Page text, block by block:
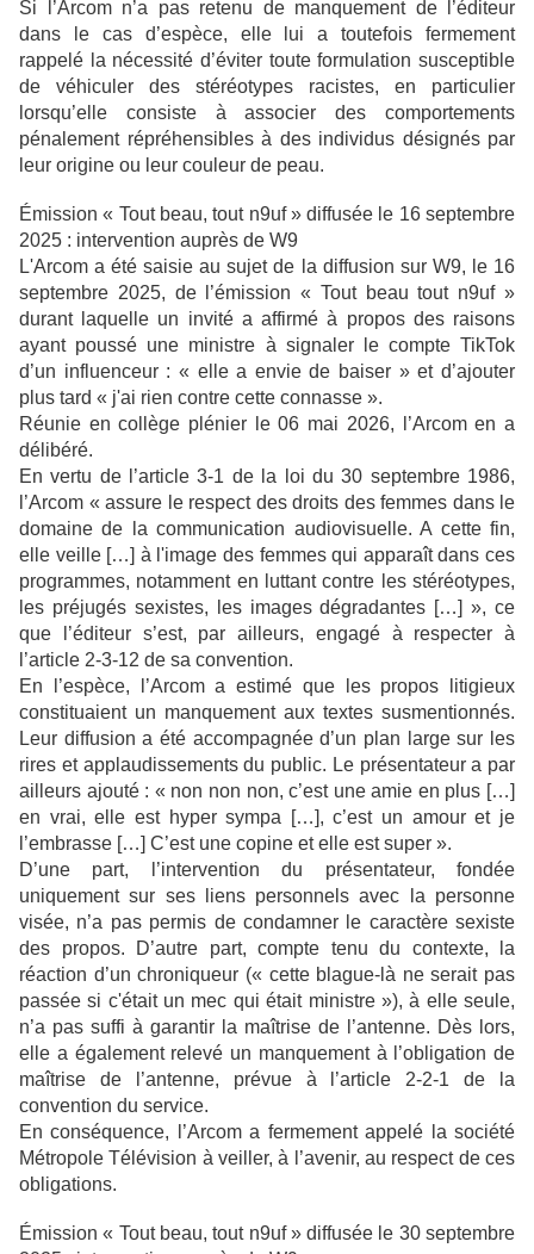
Si l’Arcom n’a pas retenu de manquement de l’éditeur
dans le cas d’espèce, elle lui a toutefois fermement
rappelé la nécessité d’éviter toute formulation susceptible
de véhiculer des stéréotypes racistes, en particulier
lorsqu’elle consiste à associer des comportements
pénalement répréhensibles à des individus désignés par
leur origine ou leur couleur de peau.
Émission « Tout beau, tout n9uf » diffusée le 16 septembre
2025 : intervention auprès de W9
L'Arcom a été saisie au sujet de la diffusion sur W9, le 16
septembre 2025, de l’émission « Tout beau tout n9uf »
durant laquelle un invité a affirmé à propos des raisons
ayant poussé une ministre à signaler le compte TikTok
d’un influenceur : « elle a envie de baiser » et d’ajouter
plus tard « j'ai rien contre cette connasse ».
Réunie en collège plénier le 06 mai 2026, l’Arcom en a
délibéré.
En vertu de l’article 3-1 de la loi du 30 septembre 1986,
l’Arcom « assure le respect des droits des femmes dans le
domaine de la communication audiovisuelle. A cette fin,
elle veille […] à l'image des femmes qui apparaît dans ces
programmes, notamment en luttant contre les stéréotypes,
les préjugés sexistes, les images dégradantes […] », ce
que l’éditeur s’est, par ailleurs, engagé à respecter à
l’article 2-3-12 de sa convention.
En l’espèce, l’Arcom a estimé que les propos litigieux
constituaient un manquement aux textes susmentionnés.
Leur diffusion a été accompagnée d’un plan large sur les
rires et applaudissements du public. Le présentateur a par
ailleurs ajouté : « non non non, c’est une amie en plus […]
en vrai, elle est hyper sympa […], c’est un amour et je
l’embrasse […] C’est une copine et elle est super ».
D’une part, l’intervention du présentateur, fondée
uniquement sur ses liens personnels avec la personne
visée, n’a pas permis de condamner le caractère sexiste
des propos. D’autre part, compte tenu du contexte, la
réaction d’un chroniqueur (« cette blague-là ne serait pas
passée si c'était un mec qui était ministre »), à elle seule,
n’a pas suffi à garantir la maîtrise de l’antenne. Dès lors,
elle a également relevé un manquement à l’obligation de
maîtrise de l’antenne, prévue à l’article 2-2-1 de la
convention du service.
En conséquence, l’Arcom a fermement appelé la société
Métropole Télévision à veiller, à l’avenir, au respect de ces
obligations.
Émission « Tout beau, tout n9uf » diffusée le 30 septembre